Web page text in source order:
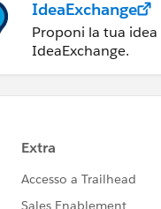
IdeaExchange
Proponi la tua idea
IdeaExchange.